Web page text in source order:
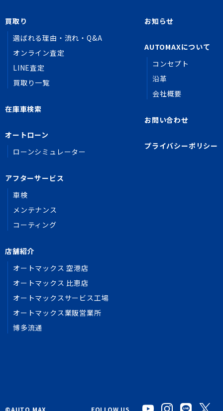
買取り
選ばれる理由・流れ・Q&A
オンライン査定
LINE査定
買取り一覧
在庫車検索
オートローン
ローンシミュレーター
アフターサービス
車検
メンテナンス
コーティング
店舗紹介
オートマックス 空港店
オートマックス 比恵店
オートマックスサービス工場
オートマックス業販営業所
博多流通
お知らせ
AUTOMAXについて
コンセプト
沿革
会社概要
お問い合わせ
プライバシーポリシー
©︎AUTO MAX FOLLOW US